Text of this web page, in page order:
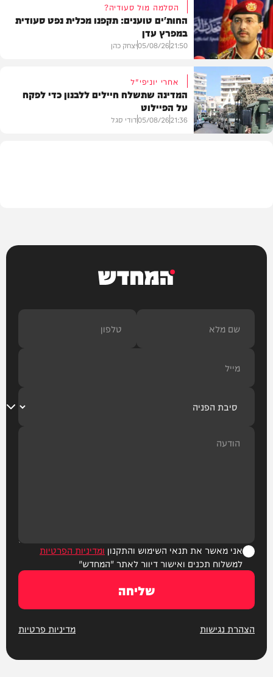
תוכן שיווקי
צבא וביטחון
הסלמה מול סעודיה?
החות'ים טוענים: תקפנו מכלית נפט סעודית
במפרץ עדן
21:50
05/08/26יצחק כהן
אחרי יוניפי"ל
המדינה שתשלח חיילים ללבנון כדי לפקח
על הפיילוט
21:36
05/08/26דודי סגל
המחדש
אני מאשר את תנאי השימוש והתקנון ומדיניות הפרטיות
למשלוח תכנים ואישור דיוור לאתר "המחדש"
שליחה
הצהרת נגישות מדיניות פרטיות